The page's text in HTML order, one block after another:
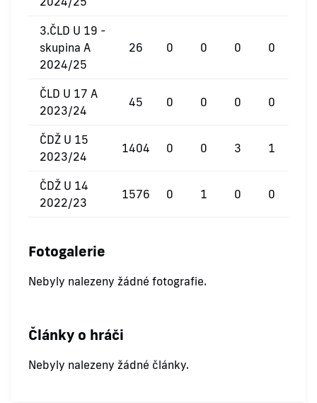
3.ČLD U 19 -
skupina A
2024/25
26 0 0 0 0
ČLD U 17 A
2023/24
45 0 0 0 0
ČDŽ U 15
2023/24
1404 0 0 3 1
ČDŽ U 14
2022/23
1576 0 1 0 0
Fotogalerie
Nebyly nalezeny žádné fotografie.
Články o hráči
Nebyly nalezeny žádné články.